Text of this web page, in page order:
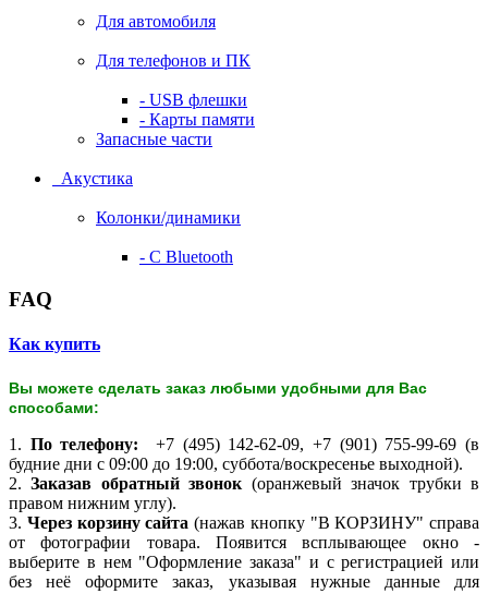
Для автомобиля
Для телефонов и ПК
- USB флешки
- Карты памяти
Запасные части
Акустика
Колонки/динамики
- С Bluetooth
FAQ
Как купить
Вы можете сделать заказ любыми удобными для Вас
способами:
1. По телефону: +7 (495) 142-62-09, +7 (901) 755-99-69 (в
будние дни с 09:00 до 19:00, суббота/воскресенье выходной).
2.Заказав обратный звонок (оранжевый значок трубки в
правом нижним углу).
3. Через корзину сайта (нажав кнопку "В КОРЗИНУ" справа
от фотографии товара. Появится всплывающее окно -
выберите в нем "Оформление заказа" и с регистрацией или
без неё оформите заказ, указывая нужные данные для